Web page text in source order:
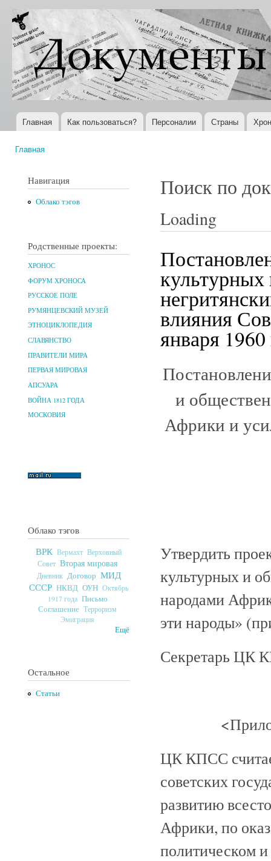
Документы
XX века
Всемирная
история в
Интернете
Главное меню
Главная Как пользоваться? Персоналии Страны
Главная
Навигация
Облако тэгов
Родственные проекты:
ХРОНОС
ФОРУМ ХРОНОСА
РУССКОЕ ПОЛЕ
РУМЯНЦЕВСКИЙ МУЗЕЙ
ЭТНОЦИКЛОПЕДИЯ
СЛАВЯНСТВО
ПРАВИТЕЛИ МИРА
ПЕРВАЯ МИРОВАЯ
АПСУАРА
ВОЙНА 1812 ГОДА
МОСКОВИЯ
Облако тэгов
ВРК Вермахт Верховный
Совет Вторая мировая
Дневник Договор МИД
СССР НКВД ОУН Октябрь
1917 года Письмо
Соглашение Терроризм
Эмиграция
Ещё
Остальное
Статьи
Поиск по
Loading
культурных
влияния
января 1960
и
Африки и
Утвердить
культурных и
народами
эти народы»
Секретарь ЦК
ЦК КПСС
советских
развитию
Африки, по
политическом и